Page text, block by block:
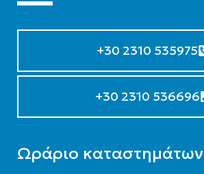
+30 2310 535975
+30 2310 536696
Ωράριο καταστημάτων